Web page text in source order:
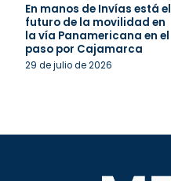
En manos de Invías está el
futuro de la movilidad en
la vía Panamericana en el
paso por Cajamarca
29 de julio de 2026